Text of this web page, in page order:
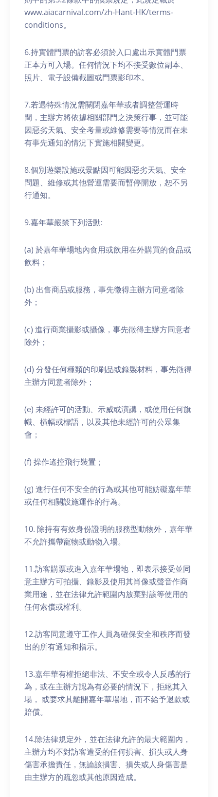
www.aiacarnival.com/zh-Hant-HK/terms-
conditions。
6.持實體門票的訪客必須於入口處出示實體門票
正本方可入場。任何情況下均不接受數位副本、
照片、電子設備截圖或門票影印本。
7.若遇特殊情況需關閉嘉年華或者調整營運時
間，主辦方將依據相關部門之決策行事，並可能
因惡劣天氣、安全考量或維修需要等情況而在未
有事先通知的情況下實施相關變更。
8.個別遊樂設施或景點因可能因惡劣天氣、安全
問題、維修或其他營運需要而暫停開放，恕不另
行通知。
9.嘉年華嚴禁下列活動:
(a) 於嘉年華場地內食用或飲用在外購買的食品或
飲料；
(b) 出售商品或服務，事先徵得主辦方同意者除
外；
(c) 進行商業攝影或攝像，事先徵得主辦方同意者
除外；
(d) 分發任何種類的印刷品或錄製材料，事先徵得
主辦方同意者除外；
(e) 未經許可的活動、示威或演講，或使用任何旗
幟、橫幅或標語，以及其他未經許可的公眾集
會；
(f) 操作遙控飛行裝置；
(g) 進行任何不安全的行為或其他可能妨礙嘉年華
或任何相關設施運作的行為。
10. 除持有有效身份證明的服務型動物外，嘉年華
不允許攜帶寵物或動物入場。
11.訪客購票或進入嘉年華場地，即表示接受並同
意主辦方可拍攝、錄影及使用其肖像或聲音作商
業用途，並在法律允許範圍內放棄對該等使用的
任何索償或權利。
12.訪客同意遵守工作人員為確保安全和秩序而發
出的所有通知和指示。
13.嘉年華有權拒絕非法、不安全或令人反感的行
為，或在主辦方認為有必要的情況下，拒絕其入
場， 或要求其離開嘉年華場地，而不給予退款或
賠償。
14.除法律規定外，並在法律允許的最大範圍內，
主辦方均不對訪客遭受的任何損害、損失或人身
傷害承擔責任，無論該損害、損失或人身傷害是
由主辦方的疏忽或其他原因造成。